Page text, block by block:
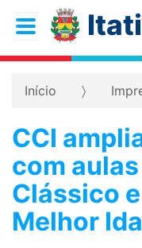
Início
CCI
com
Clássico
Melhor